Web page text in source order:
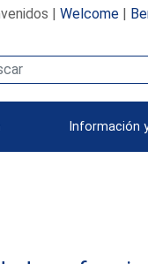
| Welcome|
Información